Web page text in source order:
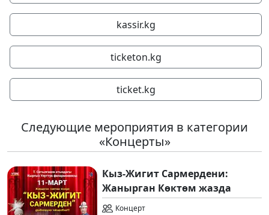
kassir.kg
ticketon.kg
ticket.kg
Следующие мероприятия в категории
«Концерты»
Кыз-Жигит Сармердени:
Жанырган Көктөм жазда
Концерт